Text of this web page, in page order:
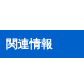
関連情報